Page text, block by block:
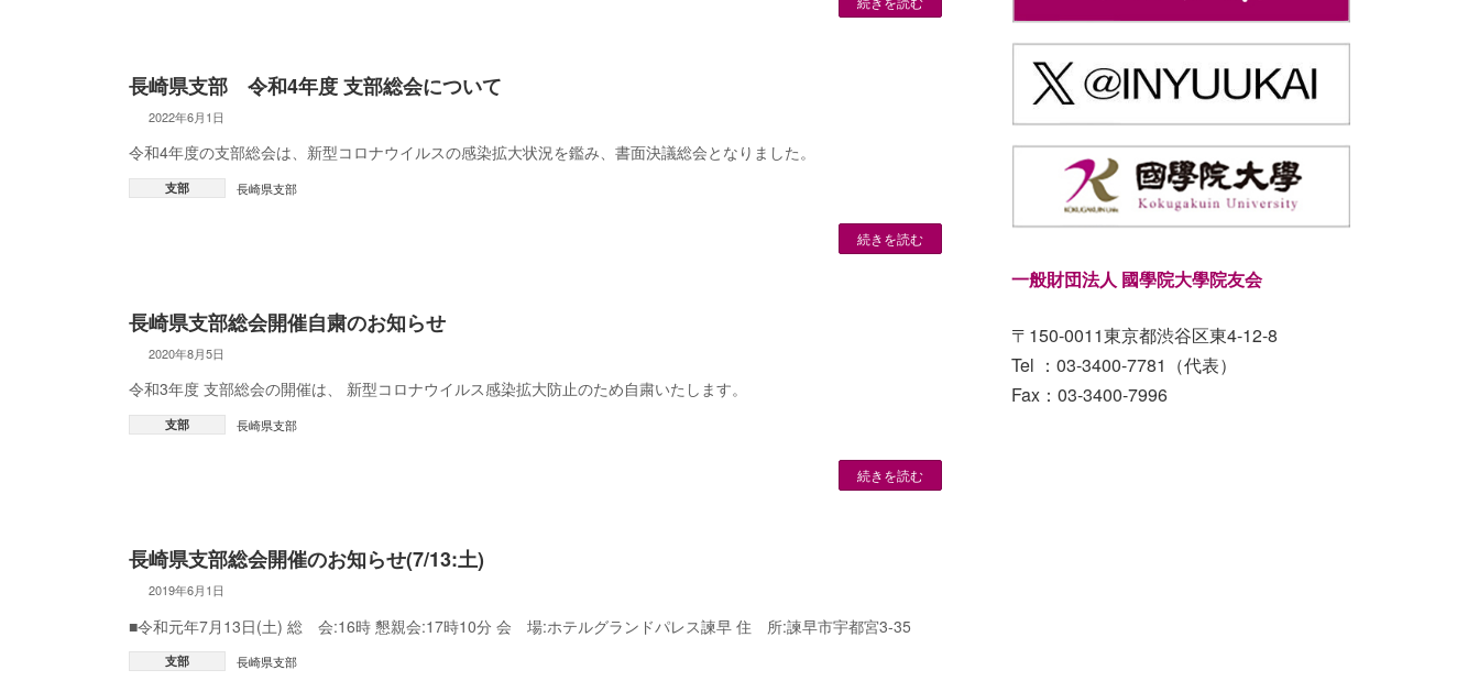
長崎県支部 令和4年度 支部総会について
2022年6月1日
令和4年度の支部総会は、新型コロナウイルスの感染拡大状況を鑑み、書面決議総会となりました。
支部 長崎県支部
続きを読む
長崎県支部総会開催自粛のお知らせ
2020年8月5日
令和3年度 支部総会の開催は、 新型コロナウイルス感染拡大防止のため自粛いたします。
支部 長崎県支部
続きを読む
長崎県支部総会開催のお知らせ(7/13:土)
2019年6月1日
■令和元年7月13日(土) 総 会:16時 懇親会:17時10分 会 場:ホテルグランドパレス諫早 住 所:諫早市宇都宮3-35
支部 長崎県支部
一般財団法人 國學院大學院友会
〒150-0011東京都渋谷区東4-12-8
Tel ：03-3400-7781（代表）
Fax：03-3400-7996